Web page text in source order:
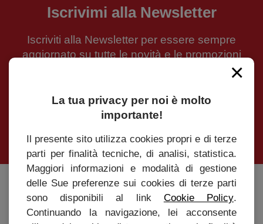
Iscrivimi alla Newsletter
Iscriviti alla Newsletter per essere sempre
aggiornato su tutte le novità e le promozioni
Caffè Roen s.r.l
Via Marconi, 20 - 37010 Affi (Verona)
×
La tua privacy per noi è molto
importante!
Il presente sito utilizza cookies propri e di terze
parti per finalità tecniche, di analisi, statistica.
Maggiori informazioni e modalità di gestione
delle Sue preferenze sui cookies di terze parti
sono disponibili al link Cookie Policy.
Continuando la navigazione, lei acconsente